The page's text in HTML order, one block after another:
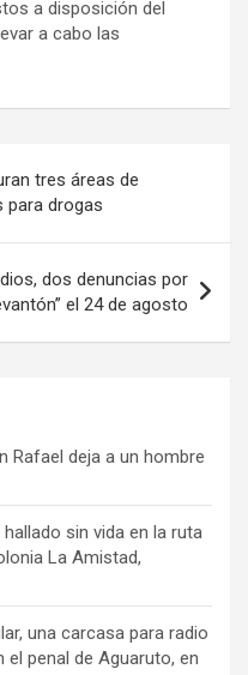
a disposición del
a cabo las
tres áreas de
para drogas
dos denuncias por
el 24 de agosto
Rafael deja a un hombre
sin vida en la ruta
La Amistad,
una carcasa para radio
penal de Aguaruto, en